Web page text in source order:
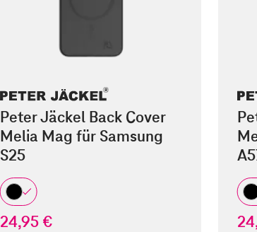
Peter Jäckel Back Cover
Melia Mag für Samsung
S25
24,95 €